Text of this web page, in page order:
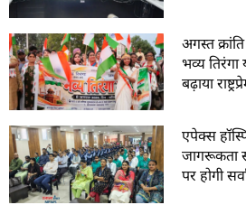
अगस्त
भव्य तिरंगा
बढ़ाया
एपेक्स
जागरूकता
पर होगी